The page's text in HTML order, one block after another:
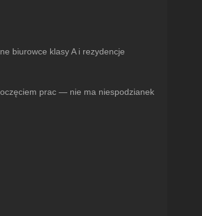
biurowce klasy A i rezydencje
prac — nie ma niespodzianek